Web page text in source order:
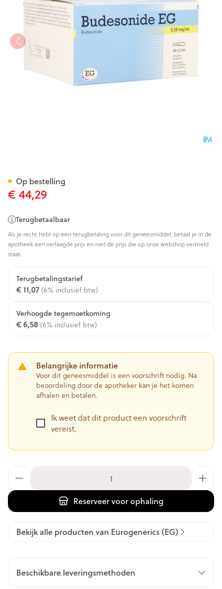
€ 44,29
Terugbetaalbaar
Als je recht hebt op een terugbetaling voor dit geneesmiddel, betaal je in de
apotheek een verlaagde prijs en niet de prijs die op onze webshop vermeld
staat.
Terugbetalingstarief
€ 11,07(6% inclusief btw)
Verhoogde tegemoetkoming
€ 6,58 (6% inclusief btw)
Belangrijke informatie
Voor dit geneesmiddel is een voorschrift nodig. Na
beoordeling door de apotheker kan je het komen
afhalen en betalen.
Ik weet dat dit product een voorschrift
vereist.
Reserveervoor ophaling
Op bestelling
Bekijk alle producten van Eurogenerics (EG)
Beschikbare leveringsmethoden